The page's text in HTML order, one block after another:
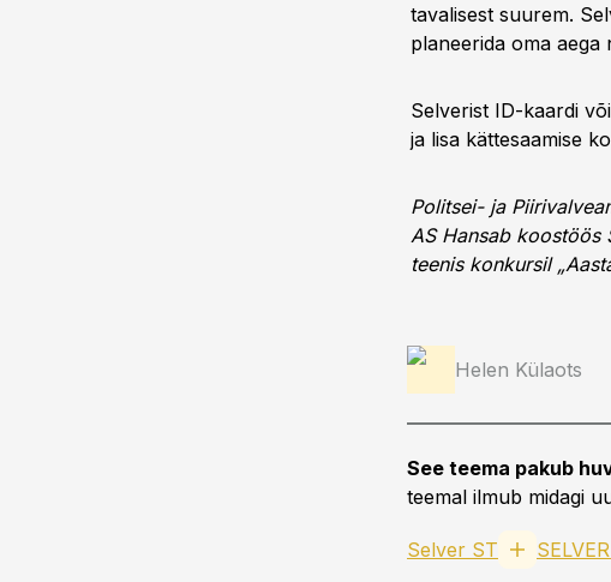
tavalisest suurem.
planeerida oma aega
Selverist ID-kaardi
ja lisa kättesaamise
Politsei- ja
AS Hansab koostöös
teenis konkursil
Helen Külaots
See teema pakub
teemal ilmub midagi
Selver ST